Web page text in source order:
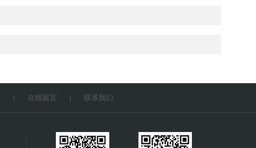
| 在线留言 | 联系我们